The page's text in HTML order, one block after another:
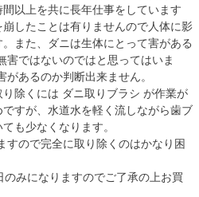
以上を共に長年仕事をしています
したことは有りませんので人体に影
また、ダニは生体にとって害がある
害ではないのではと思ってはいま
あるのか判断出来ません。
除くには ダニ取りブラシ が作業が
すが、水道水を軽く流しながら歯ブ
も少なくなります。
すので完全に取り除くのはかなり困
みになりますのでご了承の上お買